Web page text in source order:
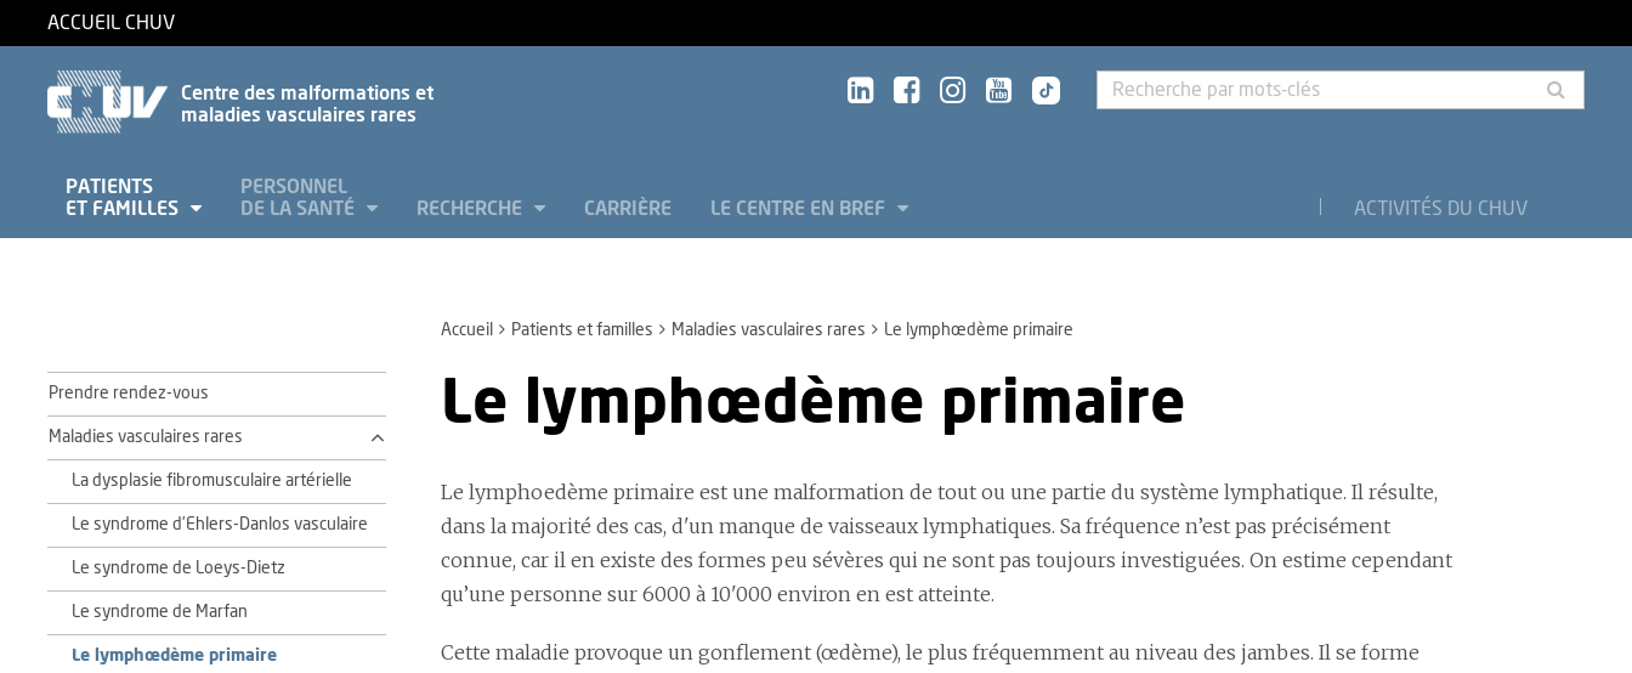
ACCUEIL CHUV
Centre des malformations et
maladies vasculaires rares
PATIENTS
ET FAMILLES
PERSONNEL
DE LA SANTÉ
RECHERCHE CARRIÈRE LE CENTRE EN BREF ACTIVITÉS DU CHUV
Accueil Patients et familles Maladies vasculaires rares Le lymphœdème primaire
Prendre rendez-vous
Maladies vasculaires rares
La dysplasie fibromusculaire artérielle
Le syndrome d’Ehlers-Danlos vasculaire
Le syndrome de Loeys-Dietz
Le syndrome de Marfan
Le lymphœdème primaire
Le lymphœdème primaire
Le lymphoedème primaire est une malformation de tout ou une partie du système lymphatique. Il résulte,
dans la majorité des cas, d'un manque de vaisseaux lymphatiques. Sa fréquence n’est pas précisément
connue, car il en existe des formes peu sévères qui ne sont pas toujours investiguées. On estime cependant
qu’une personne sur 6000 à 10'000 environ en est atteinte.
Cette maladie provoque un gonflement (œdème), le plus fréquemment au niveau des jambes. Il se forme